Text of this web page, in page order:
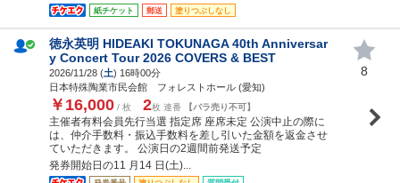
紙チケット 郵送 塗りつぶしなし
徳永英明 HIDEAKI TOKUNAGA 40th Anniversar
y Concert Tour 2026 COVERS & BEST
2026/11/28 (土) 16時00分
日本特殊陶業市民会館 フォレストホール (愛知)
￥16,000 / 枚 2枚 連番 【バラ売り不可】
主催者有料会員先行当選 指定席 座席未定 公演中止の際に
は、仲介手数料・振込手数料を差し引いた金額を返金させ
ていただきます。 公演日の2週間前発送予定
発券開始日の11 月14 日(土)...
8